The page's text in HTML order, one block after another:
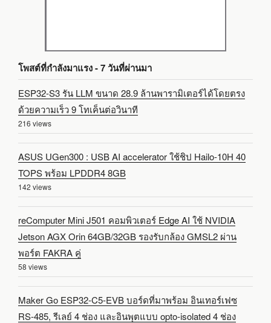
โพสต์ที่กำลังมาแรง - 7 วันที่ผ่านมา
ESP32-S3 รัน LLM ขนาด 28.9 ล้านพารามิเตอร์ได้โดยตรง
ด้วยความเร็ว 9 โทเค็นต่อวินาที
216 views
ASUS UGen300 : USB AI accelerator ใช้ชิป Hailo-10H 40
TOPS พร้อม LPDDR4 8GB
142 views
reComputer Mini J501 คอมพิวเตอร์ Edge AI ใช้ NVIDIA
Jetson AGX Orin 64GB/32GB รองรับกล้อง GMSL2 ผ่าน
พอร์ต FAKRA คู่
58 views
Maker Go ESP32-C5-EVB บอร์ดที่มาพร้อม อินเทอร์เฟซ
RS-485, รีเลย์ 4 ช่อง และอินพุตแบบ opto-isolated 4 ช่อง